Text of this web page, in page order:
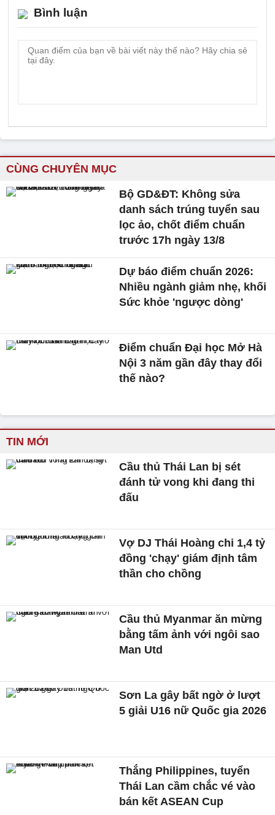
Bình luận
CÙNG CHUYÊN MỤC
Bộ GD&ĐT: Không sửa
danh sách trúng tuyển sau
lọc ảo, chốt điểm chuẩn
trước 17h ngày 13/8
Dự báo điểm chuẩn 2026:
Nhiều ngành giảm nhẹ, khối
Sức khỏe 'ngược dòng'
Điểm chuẩn Đại học Mở Hà
Nội 3 năm gần đây thay đổi
thế nào?
TIN MỚI
Cầu thủ Thái Lan bị sét
đánh tử vong khi đang thi
đấu
Vợ DJ Thái Hoàng chi 1,4 tỷ
đồng 'chạy' giám định tâm
thần cho chồng
Cầu thủ Myanmar ăn mừng
bằng tấm ảnh với ngôi sao
Man Utd
Sơn La gây bất ngờ ở lượt
5 giải U16 nữ Quốc gia 2026
Thắng Philippines, tuyển
Thái Lan cầm chắc vé vào
bán kết ASEAN Cup